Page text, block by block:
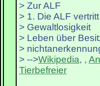
> Zur ALF
> 1. Die ALF
> Gewaltlosigkeit
> Leben über
>
> -->Wikipedia, ,
Tierbefreier